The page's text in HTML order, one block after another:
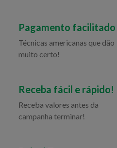
Pagamento facilitado
Técnicas americanas que dão
muito certo!
Receba fácil e rápido!
Receba valores antes da
campanha terminar!